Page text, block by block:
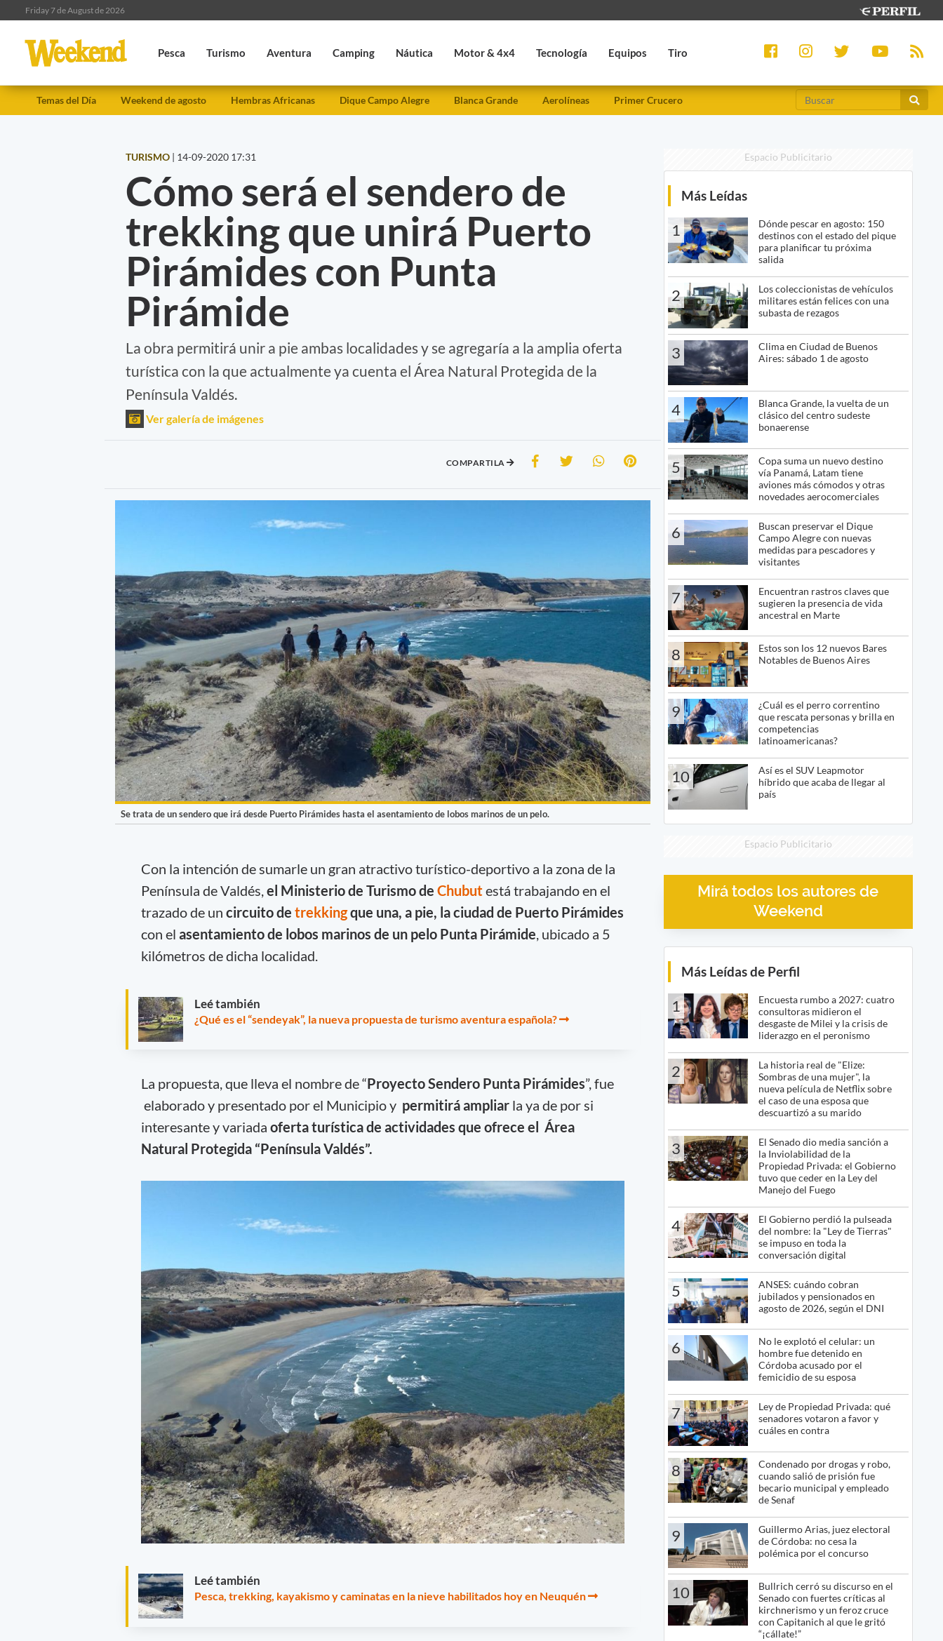
Friday 7 de August de 2026
Pesca Turismo Aventura Camping Náutica Motor & 4x4 Tecnología Equipos Tiro
Temas del Día Weekend de agosto Hembras Africanas Dique Campo Alegre Blanca Grande Aerolíneas Primer Crucero
TURISMO | 14-09-2020 17:31
Cómo será el sendero de
trekking que unirá Puerto
Pirámides con Punta
Pirámide
La obra permitirá unir a pie ambas localidades y se agregaría a la amplia oferta
turística con la que actualmente ya cuenta el Área Natural Protegida de la
Península Valdés.
Ver galería de imágenes
COMPARTILA
Se trata de un sendero que irá desde Puerto Pirámides hasta el asentamiento de lobos marinos de un pelo.
Con la intención de sumarle un gran atractivo turístico-deportivo a la zona de la
Península de Valdés, el Ministerio de Turismo de Chubutestá trabajando en el
trazado de un circuito de trekkingque una, a pie, la ciudad de Puerto Pirámides
con el asentamiento de lobos marinos de un pelo Punta Pirámide , ubicado a 5
kilómetros de dicha localidad.
Leé también
¿Qué es el “sendeyak”, la nueva propuesta de turismo aventura española?
La propuesta, que lleva el nombre de “Proyecto Sendero Punta Pirámides”, fue
elaborado y presentado por el Municipio y permitirá ampliarla ya de por si
interesante y variada oferta turística de actividades que ofrece el Área
Natural Protegida “Península Valdés”.
Leé también
Pesca, trekking, kayakismo y caminatas en la nieve habilitados hoy en Neuquén
Espacio Publicitario
Más Leídas
1
Dónde pescar en agosto: 150
destinos con el estado del pique
para planificar tu próxima
salida
2
Los coleccionistas de vehículos
militares están felices con una
subasta de rezagos
3
Clima en Ciudad de Buenos
Aires: sábado 1 de agosto
4
Blanca Grande, la vuelta de un
clásico del centro sudeste
bonaerense
5
Copa suma un nuevo destino
vía Panamá, Latam tiene
aviones más cómodos y otras
novedades aerocomerciales
6
Buscan preservar el Dique
Campo Alegre con nuevas
medidas para pescadores y
visitantes
7
Encuentran rastros claves que
sugieren la presencia de vida
ancestral en Marte
8
Estos son los 12 nuevos Bares
Notables de Buenos Aires
9
¿Cuál es el perro correntino
que rescata personas y brilla en
competencias
latinoamericanas?
10
Así es el SUV Leapmotor
híbrido que acaba de llegar al
país
Espacio Publicitario
Mirá todos los autores de
Weekend
Más Leídas de Perfil
1
Encuesta rumbo a 2027: cuatro
consultoras midieron el
desgaste de Milei y la crisis de
liderazgo en el peronismo
2
La historia real de "Elize:
Sombras de una mujer", la
nueva película de Netflix sobre
el caso de una esposa que
descuartizó a su marido
3
El Senado dio media sanción a
la Inviolabilidad de la
Propiedad Privada: el Gobierno
tuvo que ceder en la Ley del
Manejo del Fuego
4
El Gobierno perdió la pulseada
del nombre: la "Ley de Tierras"
se impuso en toda la
conversación digital
5
ANSES: cuándo cobran
jubilados y pensionados en
agosto de 2026, según el DNI
6
No le explotó el celular: un
hombre fue detenido en
Córdoba acusado por el
femicidio de su esposa
7
Ley de Propiedad Privada: qué
senadores votaron a favor y
cuáles en contra
8
Condenado por drogas y robo,
cuando salió de prisión fue
becario municipal y empleado
de Senaf
9
Guillermo Arias, juez electoral
de Córdoba: no cesa la
polémica por el concurso
10
Bullrich cerró su discurso en el
Senado con fuertes críticas al
kirchnerismo y un feroz cruce
con Capitanich al que le gritó
“¡cállate!”